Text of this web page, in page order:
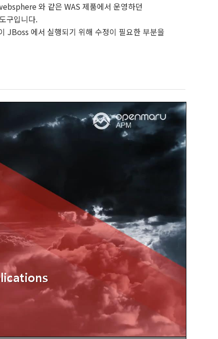
와 같은 WAS 제품에서 운영하던
구입니다.
JBoss 에서 실행되기 위해 수정이 필요한 부분을